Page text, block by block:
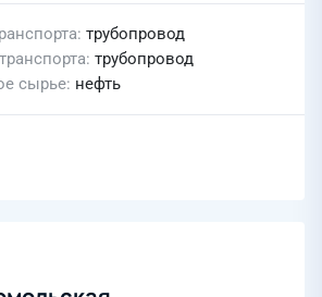
трубопровод
трубопровод
сырье нефть